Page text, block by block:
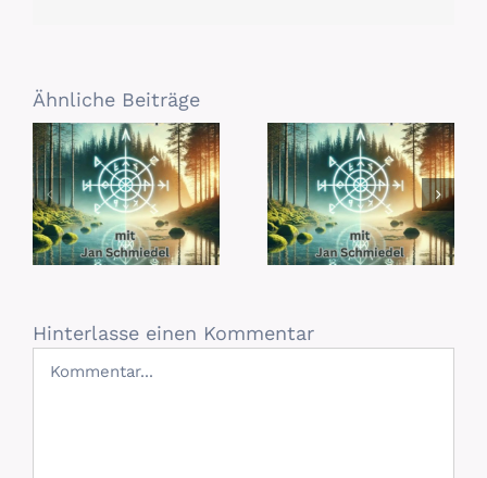
Ähnliche Beiträge
Hinterlasse einen Kommentar